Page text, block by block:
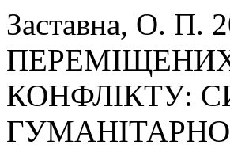
Заставна, О.
КОНФЛІКТУ: